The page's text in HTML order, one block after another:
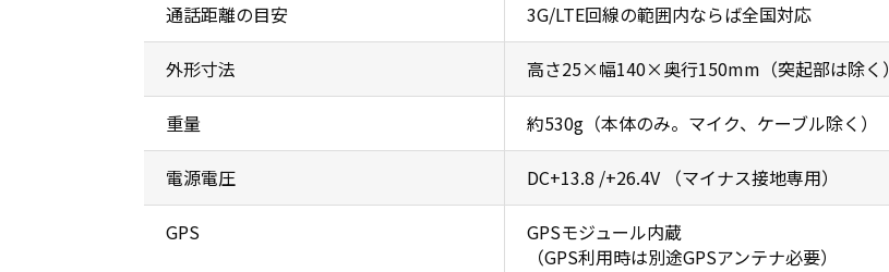
通話距離の目安 3G/LTE回線の範囲内ならば全国対応
外形寸法 高さ25×幅140×奥行150mm（突起部は除く）
重量 約530g（本体のみ。マイク、ケーブル除く）
電源電圧 DC+13.8 /+26.4V （マイナス接地専用）
GPS
GPSモジュール内蔵
（GPS利用時は別途GPSアンテナ必要）